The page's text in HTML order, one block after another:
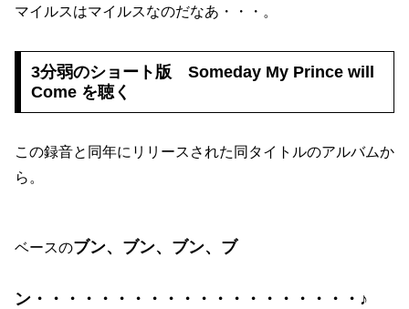
マイルスはマイルスなのだなあ・・・。
3分弱のショート版 Someday My Prince will
Come を聴く
この録音と同年にリリースされた同タイトルのアルバムか
ら。
ベースのブン、ブン、ブン、ブ
ン・・・・・・・・・・・・・・・・・・・・♪